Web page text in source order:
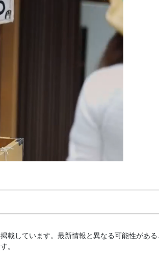
載しています。最新情報と異なる可能性があ
。